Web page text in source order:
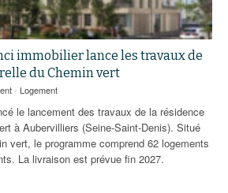
immobilier lance les travaux de
du Chemin vert
- Logement
le lancement des travaux de la résidence
à Aubervilliers (Seine-Saint-Denis). Situé
vert, le programme comprend 62 logements
La livraison est prévue fin 2027.